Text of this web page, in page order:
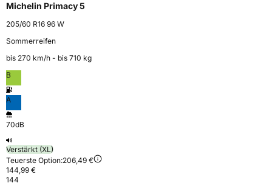
Michelin Primacy 5
205/60 R16 96 W
Sommerreifen
bis 270 km⁠/⁠h - bis 710 kg
B
A
70dB
Verstärkt (XL)
Teuerste Option:206,49 €
144,99 €
144